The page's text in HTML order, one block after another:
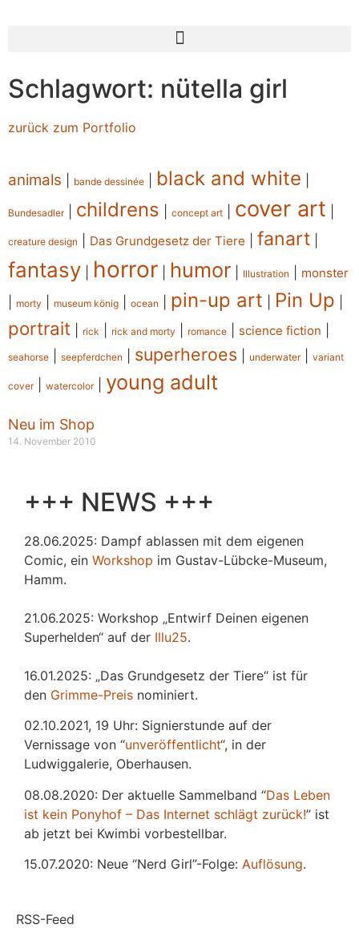
Schlagwort: nütella girl
zurück zum Portfolio
animals bande dessinée black and white
Bundesadler| childrens concept art cover art
creature design Das Grundgesetz der Tiere fanart
fantasy horror humor Illustration monster
morty museum könig ocean pin-up art Pin Up
portrait rick rick and morty romance science fiction
seahorse seepferdchen superheroes underwater| variant
cover| watercolor| young adult
Neu im Shop
14. November 2010
+++ NEWS +++
28.06.2025: Dampf ablassen mit dem eigenen
Comic, ein Workshop im Gustav-Lübcke-Museum,
Hamm.
21.06.2025: Workshop „Entwirf Deinen eigenen
Superhelden“ auf der Illu25.
16.01.2025: „Das Grundgesetz der Tiere“ ist für
den Grimme-Preis nominiert.
02.10.2021, 19 Uhr: Signierstunde auf der
Vernissage von “unveröffentlicht“, in der
Ludwiggalerie, Oberhausen.
08.08.2020: Der aktuelle Sammelband “Das Leben
ist kein Ponyhof – Das Internet schlägt zurück!” ist
ab jetzt bei Kwimbi vorbestellbar.
15.07.2020: Neue “Nerd Girl”-Folge: Auflösung.
RSS-Feed